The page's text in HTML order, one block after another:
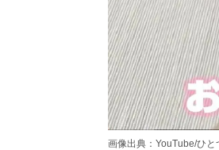
画像出典：YouTube/ひ